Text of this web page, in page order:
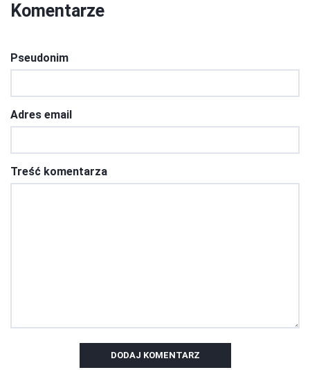
Komentarze
Pseudonim
Adres email
Treść komentarza
DODAJ KOMENTARZ